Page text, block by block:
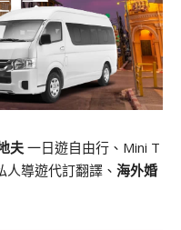
夫 一日遊自由行、Mini T
導遊代訂翻譯、 海外婚